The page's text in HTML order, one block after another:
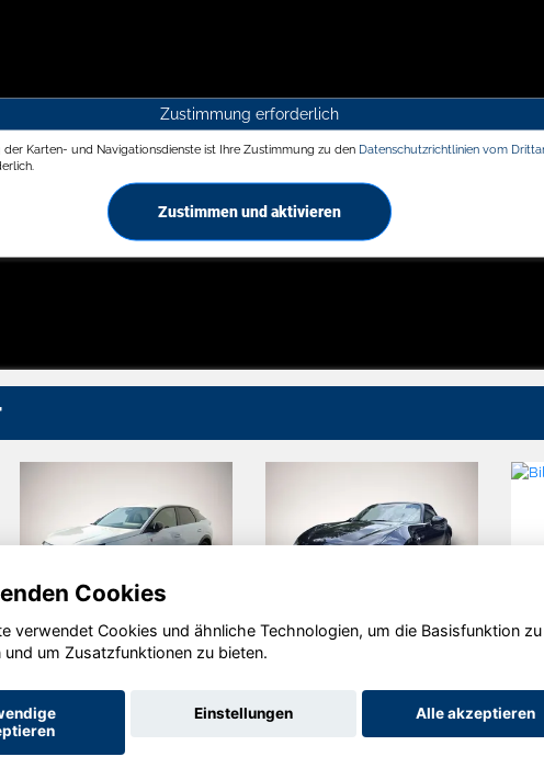
Zustimmung erforderlich
der Karten- und Navigationsdienste ist Ihre Zustimmung zu den Datenschutzrichtlinien vom
Zustimmen und aktivieren
Peugeot
3008
Mazda MX-5
Cookies
verwendet Cookies und ähnliche Technologien, um die Basisfunktion zu
um Zusatzfunktionen zu bieten.
Einstellungen Alle akzeptieren